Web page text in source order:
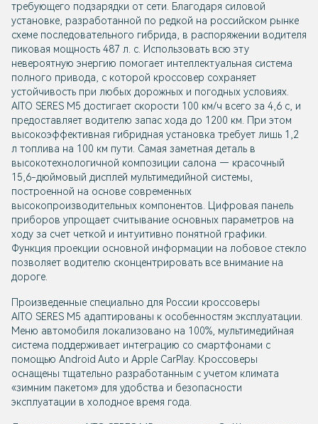
требующего подзарядки от сети. Благодаря силовой
установке, разработанной по редкой на российском рынке
схеме последовательного гибрида, в распоряжении водителя
пиковая мощность 487 л. с. Использовать всю эту
невероятную энергию помогает интеллектуальная система
полного привода, с которой кроссовер сохраняет
устойчивость при любых дорожных и погодных условиях.
AITO SERES M5 достигает скорости 100 км/ч всего за 4,6 с, и
предоставляет водителю запас хода до 1200 км. При этом
высокоэффективная гибридная установка требует лишь 1,2
л топлива на 100 км пути. Самая заметная деталь в
высокотехнологичной композиции салона — красочный
15,6-дюймовый дисплей мультимедийной системы,
построенной на основе современных
высокопроизводительных компонентов. Цифровая панель
приборов упрощает считывание основных параметров на
ходу за счет четкой и интуитивно понятной графики.
Функция проекции основной информации на лобовое стекло
позволяет водителю сконцентрировать все внимание на
дороге.
Произведенные специально для России кроссоверы
AITO SERES M5 адаптированы к особенностям эксплуатации.
Меню автомобиля локализовано на 100%, мультимедийная
система поддерживает интеграцию со смартфонами с
помощью Android Auto и Apple CarPlay. Кроссоверы
оснащены тщательно разработанным с учетом климата
«зимним пакетом» для удобства и безопасности
эксплуатации в холодное время года.